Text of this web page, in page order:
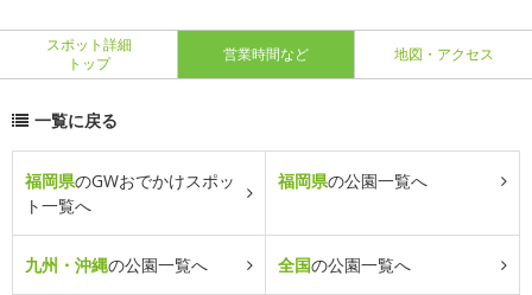
スポット詳細
トップ
営業時間など 地図・アクセス
一覧に戻る
福岡県のGWおでかけスポッ
ト一覧へ
福岡県の公園一覧へ
九州・沖縄の公園一覧へ 全国の公園一覧へ